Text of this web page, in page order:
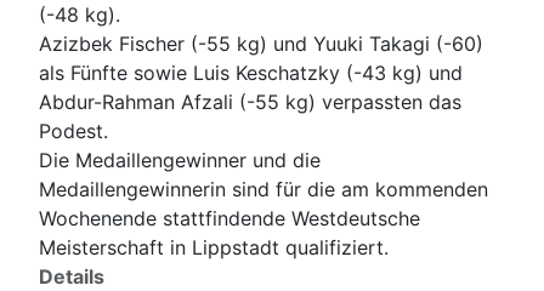
(-48 kg).
Azizbek Fischer (-55 kg) und Yuuki Takagi (-60)
als Fünfte sowie Luis Keschatzky (-43 kg) und
Abdur-Rahman Afzali (-55 kg) verpassten das
Podest.
Die Medaillengewinner und die
Medaillengewinnerin sind für die am kommenden
Wochenende stattfindende Westdeutsche
Meisterschaft in Lippstadt qualifiziert.
Details